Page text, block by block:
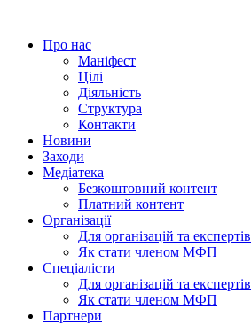
вмістуПро нас
Маніфест
Цілі
Діяльність
Структура
Контакти
Новини
Заходи
Медіатека
Безкоштовний контент
Платний контент
Організації
Для організацій та експертів
Як стати членом МФП
Спеціалісти
Для організацій та експертів
Як стати членом МФП
Партнери